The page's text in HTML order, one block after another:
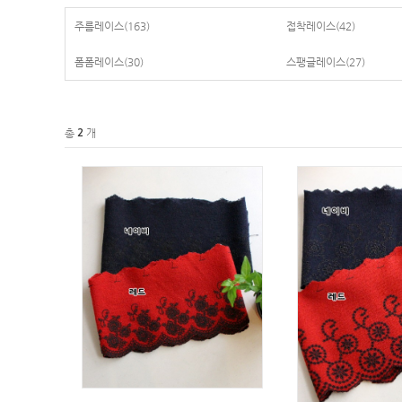
주름레이스(163) 접착레이스(42)
폼폼레이스(30) 스팽글레이스(27)
총 2 개